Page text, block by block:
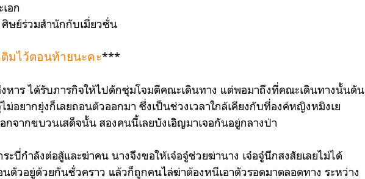
อก
ษย์ร่วมสำนักกับเมี่ยวซั่น
มไว้ตอนท้ายนะคะ***
าร ได้รับภารกิจให้ไปดักซุ่มโจมตีคณะเดินทาง แต่พอมาถึงที่คณะเดินทางนั้นดัน
ม่อยากยุ่งก็เลยถอนตัวออกมา ซึ่งเป็นช่วงเวลาใกล้เคียงกับที่องค์หญิงหมิงเย
กจากขบวนเสด็จนั้น สองคนนี้เลยบังเอิญมาเจอกันอยู่กลางป่า
ะบี่กำลังต่อสู้และฆ่าคน นางจึงขอให้เจ๋อจู๋ช่วยฆ่านาง เจ๋อจู๋นึกสงสัยเลยไม่ได้
ตัวอยู่ด้วยกันชั่วคราว แล้วก็ถูกคนไล่ฆ่าต้องหนีเอาตัวรอดมาตลอดทาง ระหว่าง